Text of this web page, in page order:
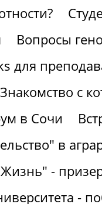
Вопросы
для
Знакомство с
в Сочи
в
-
-